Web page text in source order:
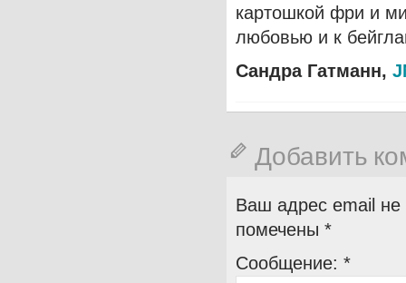
картошкой фри и
любовью и к
Сандра Гатманн,
Добавить
Ваш адрес email не
помечены *
Сообщение: *